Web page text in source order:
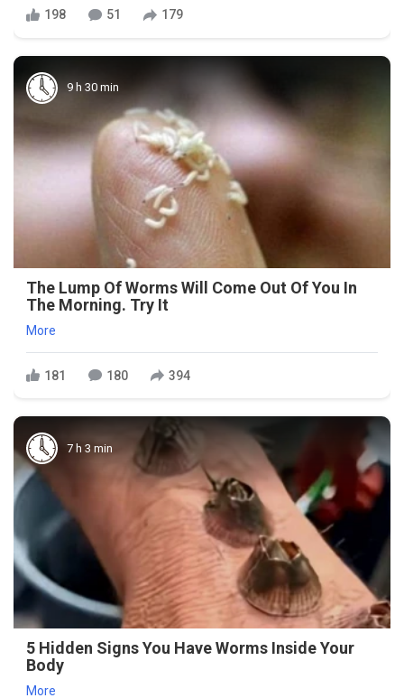
198 51 179
9 h 30 min
The Lump Of Worms Will Come Out Of You In
The Morning. Try It
More
181 180 394
7 h 3 min
5 Hidden Signs You Have Worms Inside Your
Body
More